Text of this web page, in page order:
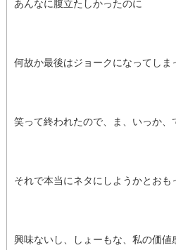
あんなに腹立たしかったのに
何故か最後はジョークになってしま
笑って終われたので、ま、いっか、
それで本当にネタにしようかとおも
興味ないし、しょーもな、私の価値